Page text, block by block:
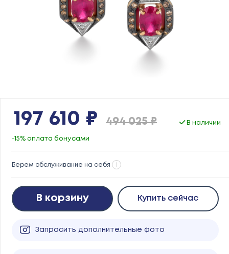
197 610 ₽ 494 025 ₽ В наличии
-15% оплата бонусами
Берем обслуживание на себя i
В корзину Купить сейчас
Запросить дополнительные фото